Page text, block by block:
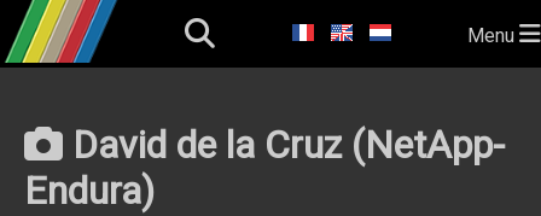
Menu
David de la Cruz (NetApp-
Endura)